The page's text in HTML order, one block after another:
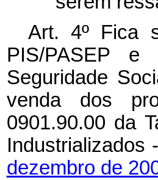
Art. 4º Fica
PIS/PASEP
Seguridade
venda dos
0901.90.00 da
dezembro de